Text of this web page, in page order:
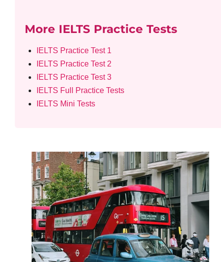
More IELTS Practice Tests
IELTS Practice Test 1
IELTS Practice Test 2
IELTS Practice Test 3
IELTS Full Practice Tests
IELTS Mini Tests